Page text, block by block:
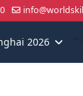
2026 ">